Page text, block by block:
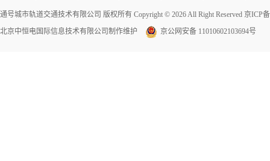
通号城市轨道交通技术有限公司 版权所有 Copyright © 2026 All Right Reserved 京ICP
北京中恒电国际信息技术有限公司 制作维护 京公网安备 11010602103694号